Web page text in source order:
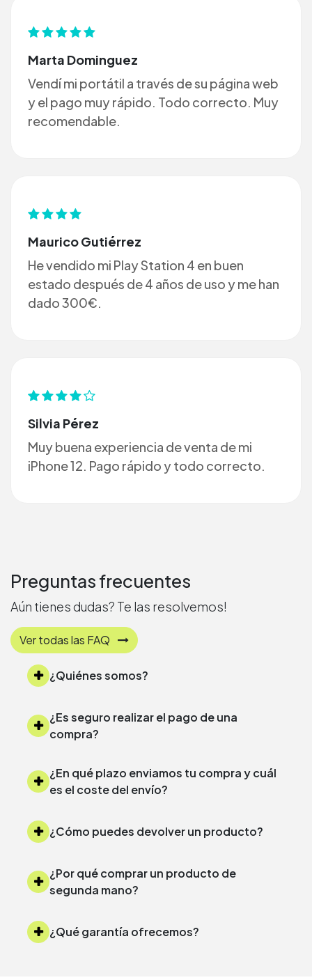
Marta Dominguez
Vendí mi portátil a través de su página web
y el pago muy rápido. Todo correcto. Muy
recomendable.
Maurico Gutiérrez
He vendido mi Play Station 4 en buen
estado después de 4 años de uso y me han
dado 300€.
Silvia Pérez
Muy buena experiencia de venta de mi
iPhone 12. Pago rápido y todo correcto.
Preguntas frecuentes
Aún tienes dudas? Te las resolvemos!
Ver todas las FAQ
¿Quiénes somos?
¿Es seguro realizar el pago de una
compra?
¿En qué plazo enviamos tu compra y cuál
es el coste del envío?
¿Cómo puedes devolver un producto?
¿Por qué comprar un producto de
segunda mano?
¿Qué garantía ofrecemos?